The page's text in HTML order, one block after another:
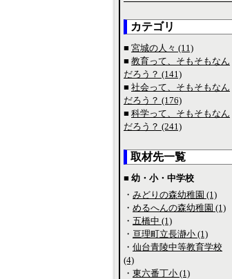
カテゴリ
■ 宮城の人々 (11)
■ 教育って、そもそもなん
だろう？ (141)
■ 社会って、そもそもなん
だろう？ (176)
■ 科学って、そもそもなん
だろう？ (241)
取材先一覧
■ 幼・小・中学校
・ みどりの森幼稚園 (1)
・ めるへんの森幼稚園 (1)
・ 五橋中 (1)
・ 亘理町立長瀞小 (1)
・ 仙台青陵中等教育学校
(4)
・ 東六番丁小 (1)